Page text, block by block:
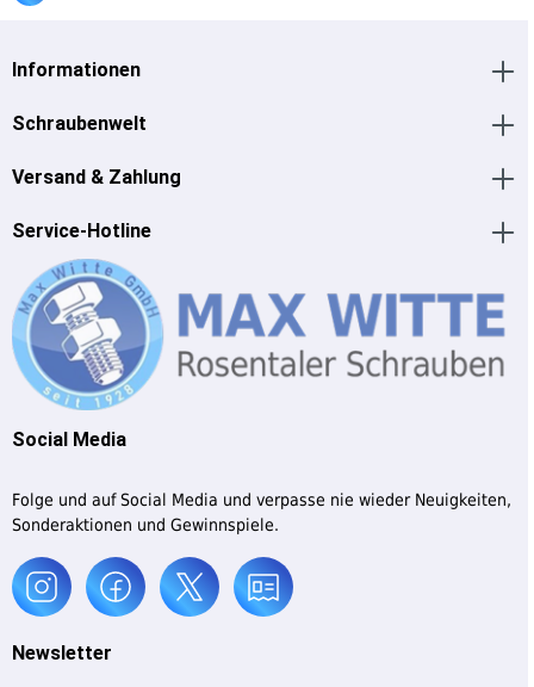
Informationen
Schraubenwelt
Versand & Zahlung
Service-Hotline
Social Media
Folge und auf Social Media und verpasse nie wieder Neuigkeiten,
Sonderaktionen und Gewinnspiele.
Newsletter